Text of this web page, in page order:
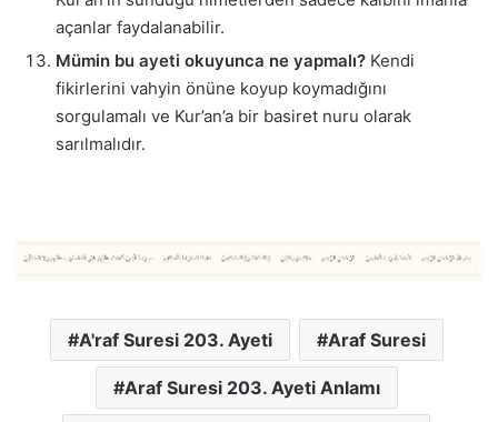
açanlar faydalanabilir.
Mümin bu ayeti okuyunca ne yapmalı? Kendi
fikirlerini vahyin önüne koyup koymadığını
sorgulamalı ve Kur’an’a bir basiret nuru olarak
sarılmalıdır.
A'raf Suresi 203. Ayeti Araf Suresi
Araf Suresi 203. Ayeti Anlamı